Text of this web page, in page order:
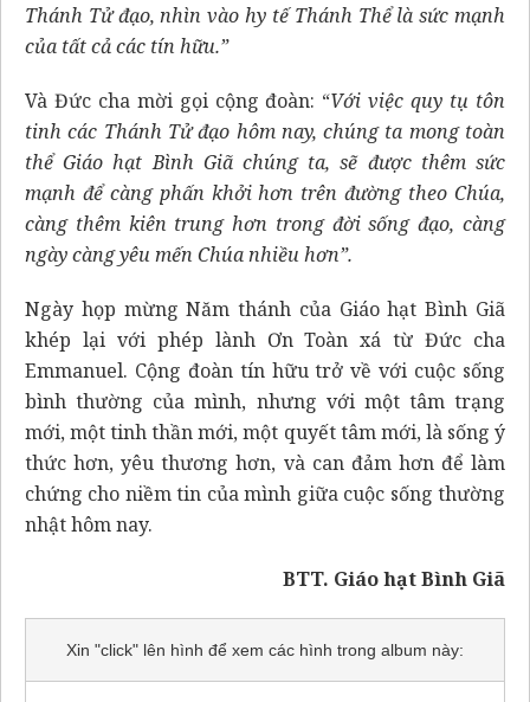
Thánh Tử đạo, nhìn vào hy tế Thánh Thể là sức mạnh
của tất cả các tín hữu.”
Và Đức cha mời gọi cộng đoàn: “Với việc quy tụ tôn
tinh các Thánh Tử đạo hôm nay, chúng ta mong toàn
thể Giáo hạt Bình Giã chúng ta, sẽ được thêm sức
mạnh để càng phấn khởi hơn trên đường theo Chúa,
càng thêm kiên trung hơn trong đời sống đạo, càng
ngày càng yêu mến Chúa nhiều hơn”.
Ngày họp mừng Năm thánh của Giáo hạt Bình Giã
khép lại với phép lành Ơn Toàn xá từ Đức cha
Emmanuel. Cộng đoàn tín hữu trở về với cuộc sống
bình thường của mình, nhưng với một tâm trạng
mới, một tinh thần mới, một quyết tâm mới, là sống ý
thức hơn, yêu thương hơn, và can đảm hơn để làm
chứng cho niềm tin của mình giữa cuộc sống thường
nhật hôm nay.
BTT. Giáo hạt Bình Giã
Xin "click" lên hình để xem các hình trong album này: